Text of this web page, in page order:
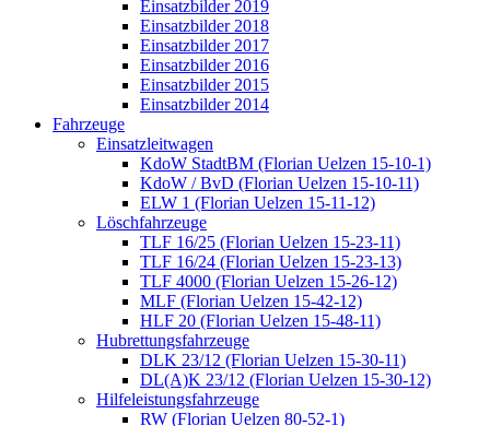
Einsatzbilder 2019
Einsatzbilder 2018
Einsatzbilder 2017
Einsatzbilder 2016
Einsatzbilder 2015
Einsatzbilder 2014
Fahrzeuge
Einsatzleitwagen
KdoW StadtBM (Florian Uelzen 15-10-1)
KdoW / BvD (Florian Uelzen 15-10-11)
ELW 1 (Florian Uelzen 15-11-12)
Löschfahrzeuge
TLF 16/25 (Florian Uelzen 15-23-11)
TLF 16/24 (Florian Uelzen 15-23-13)
TLF 4000 (Florian Uelzen 15-26-12)
MLF (Florian Uelzen 15-42-12)
HLF 20 (Florian Uelzen 15-48-11)
Hubrettungsfahrzeuge
DLK 23/12 (Florian Uelzen 15-30-11)
DL(A)K 23/12 (Florian Uelzen 15-30-12)
Hilfeleistungsfahrzeuge
RW (Florian Uelzen 80-52-1)